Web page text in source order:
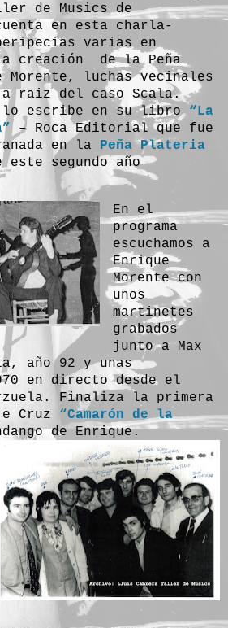
de Musics de
en esta charla-
varias en
la creación de la Peña
Morente, luchas vecinales
raiz del caso Scala.
lo escribe en su libro “La
– Roca Editorial que fue
en la Peña Plateria
segundo año
En el
programa
escuchamos a
Enrique
Morente con
unos
martinetes
grabados
junto a Max
año 92 y unas
en directo desde el
Finaliza la primera
Cruz “Camarón de la
de Enrique.